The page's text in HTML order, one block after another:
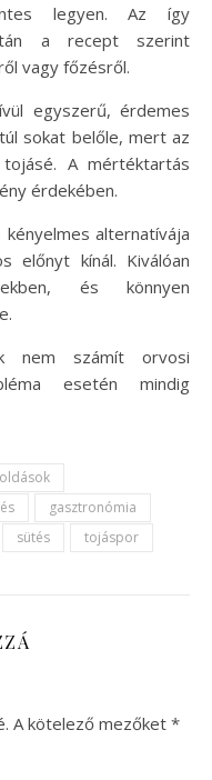
legyen. Az így
a recept szerint
vagy főzésről.
egyszerű, érdemes
sokat belőle, mert az
A mértéktartás
érdekében.
alternatívája
előnyt kínál. Kiválóan
és könnyen
nem számít orvosi
esetén mindig
gasztronómia
sütés tojáspor
A kötelező mezőket *